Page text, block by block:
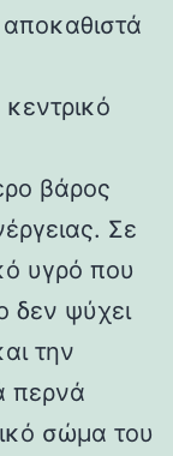
βάρος
Σε
υγρό που
δεν ψύχει
την
περνά
σώμα του